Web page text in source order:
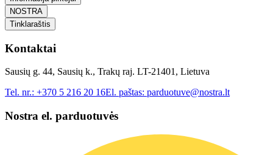
NOSTRA
Tinklaraštis
Kontaktai
Sausių g. 44, Sausių k., Trakų raj. LT-21401, Lietuva
Tel. nr.: +370 5 216 20 16El. paštas: parduotuve@nostra.lt
Nostra el. parduotuvės